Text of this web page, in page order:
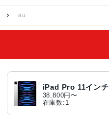
au
iPad Pro 11インチ
38,800円〜
在庫数:1